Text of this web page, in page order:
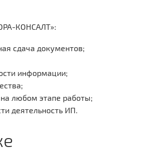
КОНСАЛТ»:
сдача документов;
информации;
любом этапе работы;
деятельность ИП.